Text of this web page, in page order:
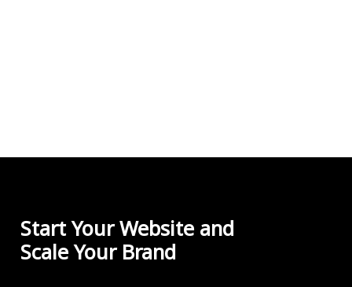
Start Your Website and
Scale Your Brand